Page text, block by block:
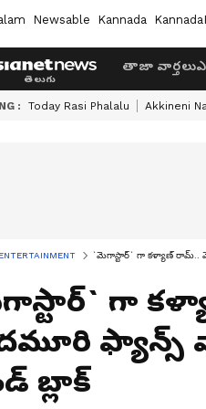
Newsable Kannada
తాజా వార్తలు
: Today Rasi Phalalu Akkineni
ENTERTAINMENT `మెగాస్టార్` గా కళ్యాణ్‌ రామ్‌..
గా
ఫ్యాన్స్
బ్లాక్